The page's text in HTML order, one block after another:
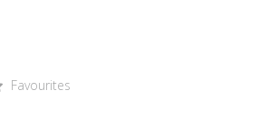
Favourites